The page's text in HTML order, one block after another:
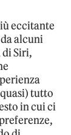
eccitante
alcuni
di Siri,
tutto
in cui ci